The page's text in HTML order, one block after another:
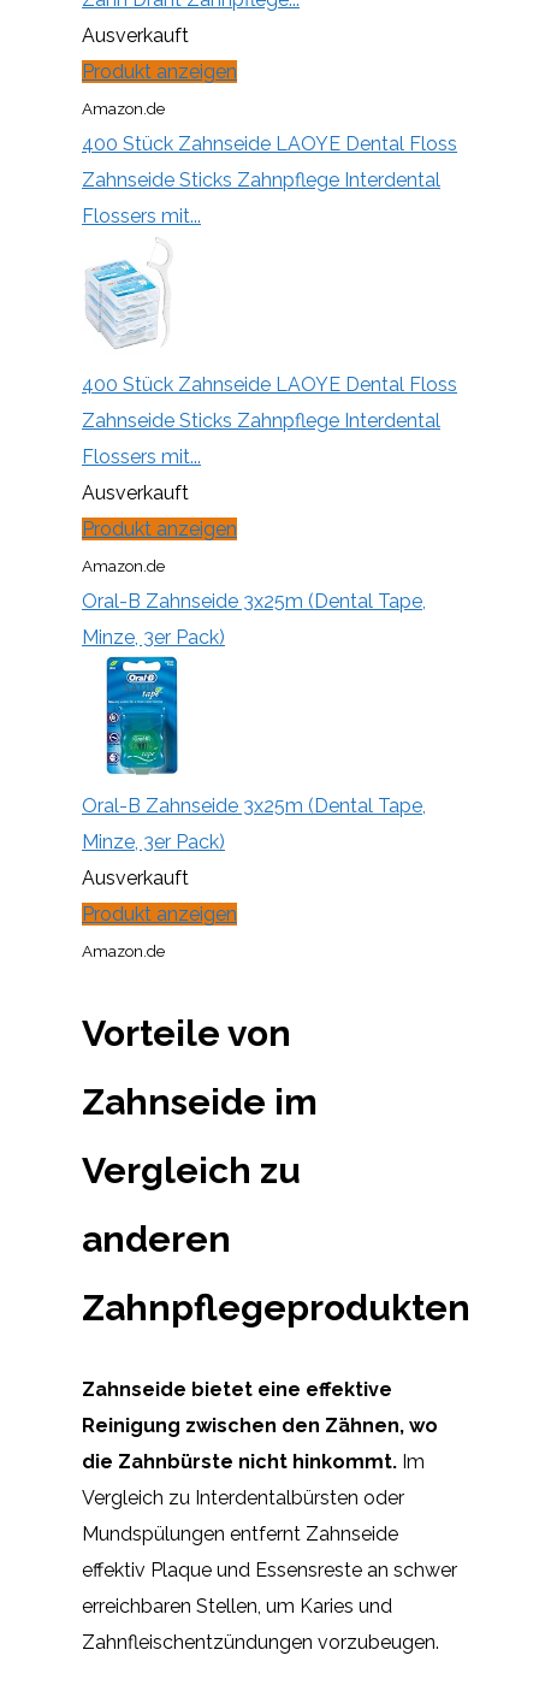
Ausverkauft
Produkt anzeigen
Amazon.de
400 Stück Zahnseide LAOYE Dental Floss
Zahnseide Sticks Zahnpflege Interdental
Flossers mit...
400 Stück Zahnseide LAOYE Dental Floss
Zahnseide Sticks Zahnpflege Interdental
Flossers mit...
Ausverkauft
Produkt anzeigen
Amazon.de
Oral-B Zahnseide 3x25m (Dental Tape,
Minze, 3er Pack)
Oral-B Zahnseide 3x25m (Dental Tape,
Minze, 3er Pack)
Ausverkauft
Produkt anzeigen
Amazon.de
Vorteile von
Zahnseide im
Vergleich zu
anderen
Zahnpflegeprodukten
Zahnseide bietet eine effektive
Reinigung zwischen den Zähnen, wo
die Zahnbürste nicht hinkommt. Im
Vergleich zu Interdentalbürsten oder
Mundspülungen entfernt Zahnseide
effektiv Plaque und Essensreste an schwer
erreichbaren Stellen, um Karies und
Zahnfleischentzündungen vorzubeugen.